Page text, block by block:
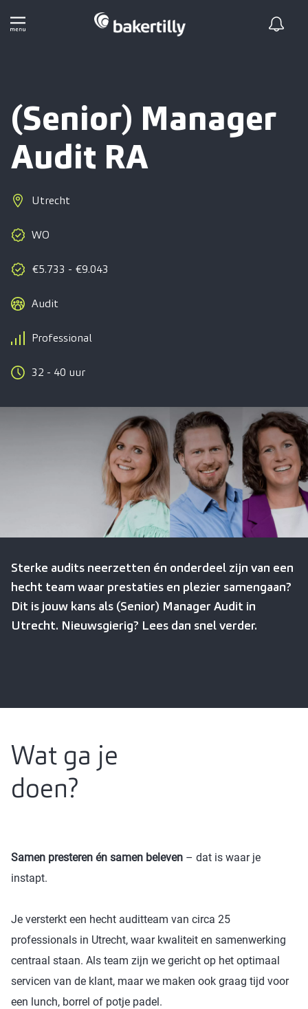
(Senior) Manager
Audit RA
Utrecht
WO
€5.733 - €9.043
Audit
Professional
32 - 40 uur
Sterke audits neerzetten én onderdeel zijn van een
hecht team waar prestaties en plezier samengaan?
Dit is jouw kans als (Senior) Manager Audit in
Utrecht. Nieuwsgierig? Lees dan snel verder.
Wat ga je
doen?
Samen presteren én samen beleven – dat is waar je
instapt.
Je versterkt een hecht auditteam van circa 25
professionals in Utrecht, waar kwaliteit en samenwerking
centraal staan. Als team zijn we gericht op het optimaal
servicen van de klant, maar we maken ook graag tijd voor
een lunch, borrel of potje padel.